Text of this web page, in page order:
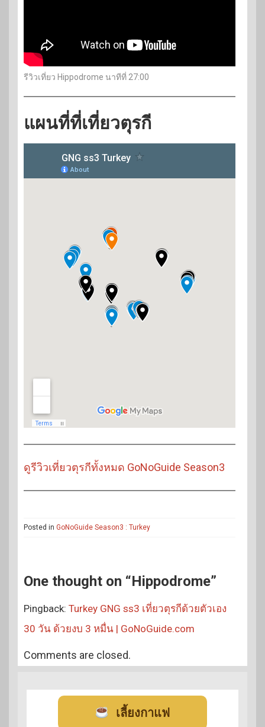
รีวิวเที่ยว Hippodrome นาทีที่ 27:00
แผนที่ที่เที่ยวตุรกี
ดูรีวิวเที่ยวตุรกีทั้งหมด GoNoGuide Season3
Posted in GoNoGuide Season3 : Turkey
One thought on “Hippodrome”
Pingback: Turkey GNG ss3 เที่ยวตุรกีด้วยตัวเอง
30 วัน ด้วยงบ 3 หมื่น | GoNoGuide.com
Comments are closed.
เลี้ยงกาแฟ